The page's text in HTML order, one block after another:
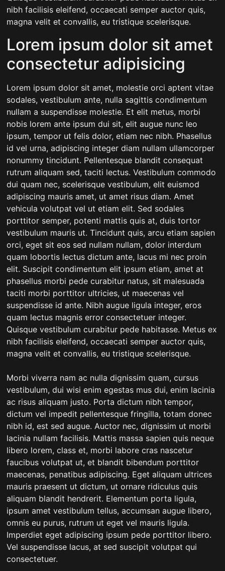
nibh facilisis eleifend, occaecati semper auctor quis,
magna velit et convallis, eu tristique scelerisque.
Lorem ipsum dolor sit amet
consectetur adipisicing
Lorem ipsum dolor sit amet, molestie orci aptent vitae
sodales, vestibulum ante, nulla sagittis condimentum
nullam a suspendisse molestie. Et elit metus, morbi
nobis lorem ante ipsum dui sit, elit augue nunc leo
ipsum, tempor ut felis dolor, etiam nec nibh. Phasellus
id vel urna, adipiscing integer diam nullam ullamcorper
nonummy tincidunt. Pellentesque blandit consequat
rutrum aliquam sed, taciti lectus. Vestibulum commodo
dui quam nec, scelerisque vestibulum, elit euismod
adipiscing mauris amet, ut amet risus diam. Amet
vehicula volutpat vel ut etiam elit. Sed sodales
porttitor semper, potenti mattis quis at, duis tortor
vestibulum mauris ut. Tincidunt quis, arcu etiam sapien
orci, eget sit eos sed nullam nullam, dolor interdum
quam lobortis lectus dictum ante, lacus mi nec proin
elit. Suscipit condimentum elit ipsum etiam, amet at
phasellus morbi pede curabitur natus, sit malesuada
taciti morbi porttitor ultricies, ut maecenas vel
suspendisse id ante. Nibh augue ligula integer, eros
quam lectus magnis error consectetuer integer.
Quisque vestibulum curabitur pede habitasse. Metus ex
nibh facilisis eleifend, occaecati semper auctor quis,
magna velit et convallis, eu tristique scelerisque.
Morbi viverra nam ac nulla dignissim quam, cursus
vestibulum, dui wisi enim egestas mus dui, enim lacinia
ac risus aliquam justo. Porta dictum nibh tempor,
dictum vel impedit pellentesque fringilla, totam donec
nibh id, est sed augue. Auctor nec, dignissim ut morbi
lacinia nullam facilisis. Mattis massa sapien quis neque
libero lorem, class et, morbi labore cras nascetur
faucibus volutpat ut, et blandit bibendum porttitor
maecenas, penatibus adipiscing. Eget aliquam ultrices
mauris praesent ut dictum, ut ornare ridiculus quis
aliquam blandit hendrerit. Elementum porta ligula,
ipsum amet vestibulum tellus, accumsan augue libero,
omnis eu purus, rutrum ut eget vel mauris ligula.
Imperdiet eget adipiscing ipsum pede porttitor libero.
Vel suspendisse lacus, at sed suscipit volutpat qui
consectetuer.